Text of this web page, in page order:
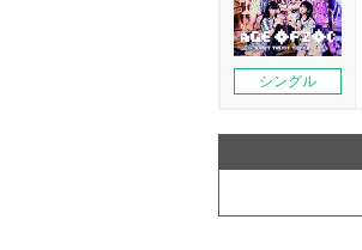
シングル